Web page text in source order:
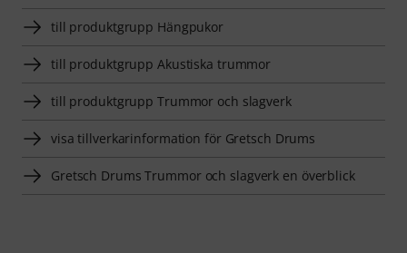
till produktgrupp Hängpukor
till produktgrupp Akustiska trummor
till produktgrupp Trummor och slagverk
visa tillverkarinformation för Gretsch Drums
Gretsch Drums Trummor och slagverk en överblick